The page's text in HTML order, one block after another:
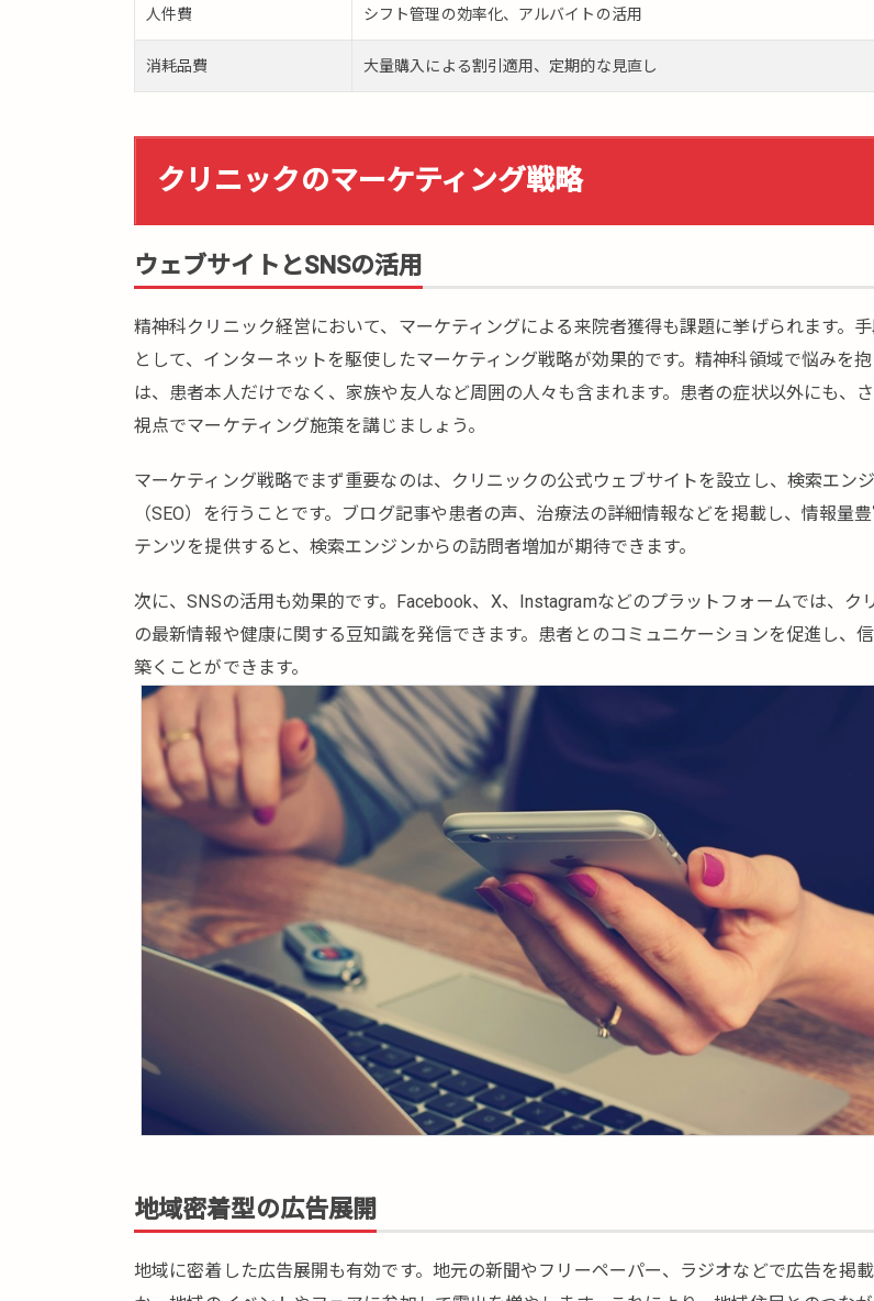
シ
ス
テ
ム
は
5.
め
人件費 シフト管理の効率化、アルバイトの活用
消耗品費 大量購入による割引適用、定期的な見直し
クリニックのマーケティング戦略
ウェブサイトとSNSの活用
精神科クリニック経営において、マーケティングによる来院者獲得も課題に挙げられます。
として、インターネットを駆使したマーケティング戦略が効果的です。精神科領域で悩みを
は、患者本人だけでなく、家族や友人など周囲の人々も含まれます。患者の症状以外にも、
視点でマーケティング施策を講じましょう。
マーケティング戦略でまず重要なのは、クリニックの公式ウェブサイトを設立し、検索エン
（SEO）を行うことです。ブログ記事や患者の声、治療法の詳細情報などを掲載し、情報量
テンツを提供すると、検索エンジンからの訪問者増加が期待できます。
次に、SNSの活用も効果的です。Facebook、X、Instagramなどのプラットフォームでは、ク
の最新情報や健康に関する豆知識を発信できます。患者とのコミュニケーションを促進し、
築くことができます。
地域密着型の広告展開
地域に密着した広告展開も有効です。地元の新聞やフリーペーパー、ラジオなどで広告を掲